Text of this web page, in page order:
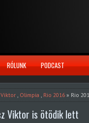
RÓLUNK PODCAST
, Olimpia , Rio 2016 » Rio
Viktor is ötödik lett